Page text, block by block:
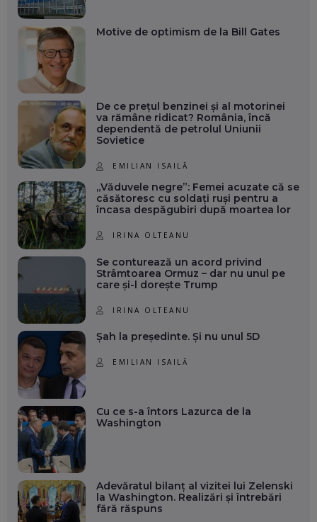
Motive de optimism de la Bill Gates
De ce prețul benzinei și al motorinei
va rămâne ridicat? România, încă
dependentă de petrolul Uniunii
Sovietice
EMILIAN ISAILĂ
„Văduvele negre”: Femei acuzate că se
căsătoresc cu soldați ruși pentru a
încasa despăgubiri după moartea lor
IRINA OLTEANU
Se conturează un acord privind
Strâmtoarea Ormuz – dar nu unul pe
care și-l dorește Trump
IRINA OLTEANU
Șah la președinte. Și nu unul 5D
EMILIAN ISAILĂ
Cu ce s-a întors Lazurca de la
Washington
Adevăratul bilanț al vizitei lui Zelenski
la Washington. Realizări și întrebări
fără răspuns